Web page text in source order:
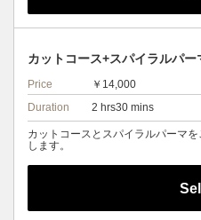
カットコース+スパイラルパー
Price
￥14,000
Duration
2 hrs30 mins
カットコースとスパイラルパーマ
します。